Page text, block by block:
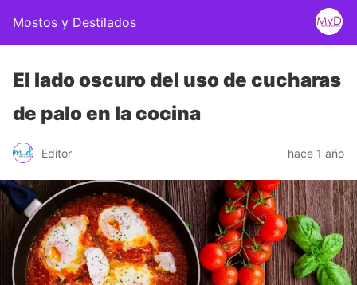
Mostos y Destilados
El lado oscuro del uso de cucharas
de palo en la cocina
Editor hace 1 año